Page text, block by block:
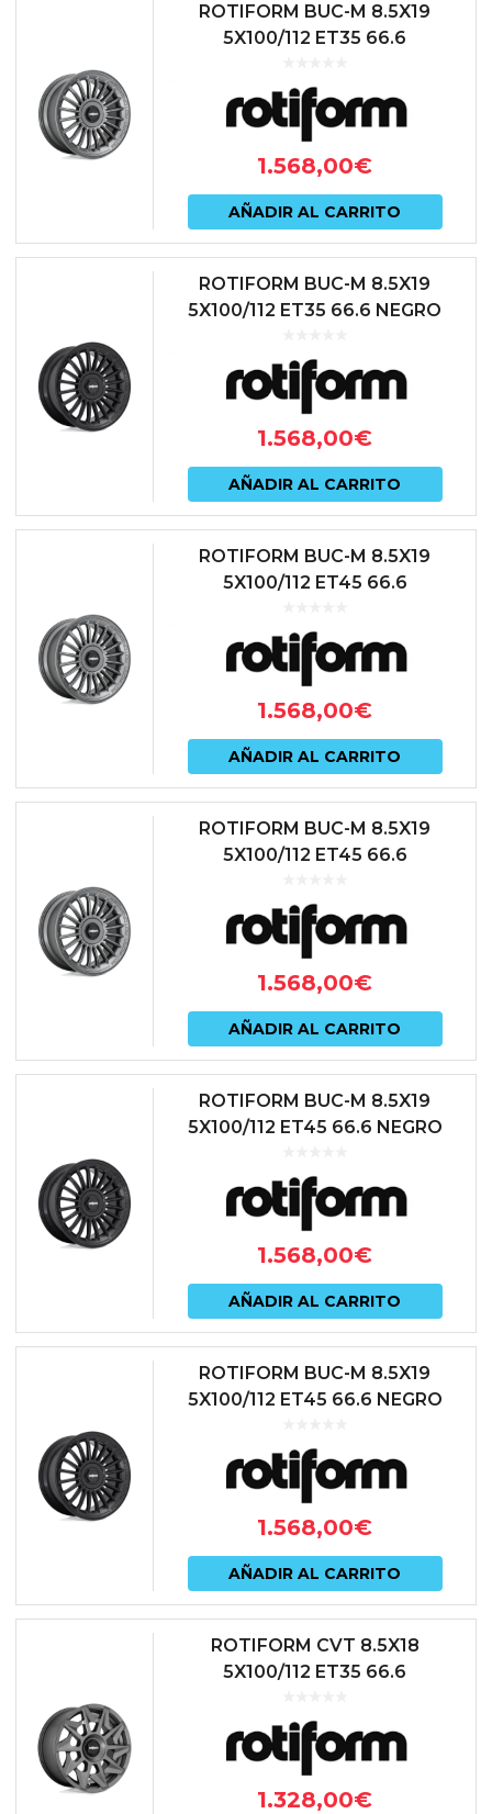
ROTIFORM BUC-M 8.5X19
5X100/112 ET35 66.6
1.568,00€
AÑADIR AL CARRITO
ROTIFORM BUC-M 8.5X19
5X100/112 ET35 66.6 NEGRO
1.568,00€
AÑADIR AL CARRITO
ROTIFORM BUC-M 8.5X19
5X100/112 ET45 66.6
1.568,00€
AÑADIR AL CARRITO
ROTIFORM BUC-M 8.5X19
5X100/112 ET45 66.6
1.568,00€
AÑADIR AL CARRITO
ROTIFORM BUC-M 8.5X19
5X100/112 ET45 66.6 NEGRO
1.568,00€
AÑADIR AL CARRITO
ROTIFORM BUC-M 8.5X19
5X100/112 ET45 66.6 NEGRO
1.568,00€
AÑADIR AL CARRITO
ROTIFORM CVT 8.5X18
5X100/112 ET35 66.6
1.328,00€